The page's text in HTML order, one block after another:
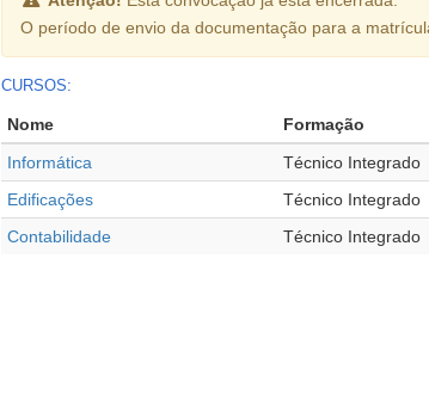
O período de envio da documentação para a
CURSOS:
Nome Formação
Informática
Técnico Integrado
Edificações
Técnico Integrado
Contabilidade
Técnico Integrado